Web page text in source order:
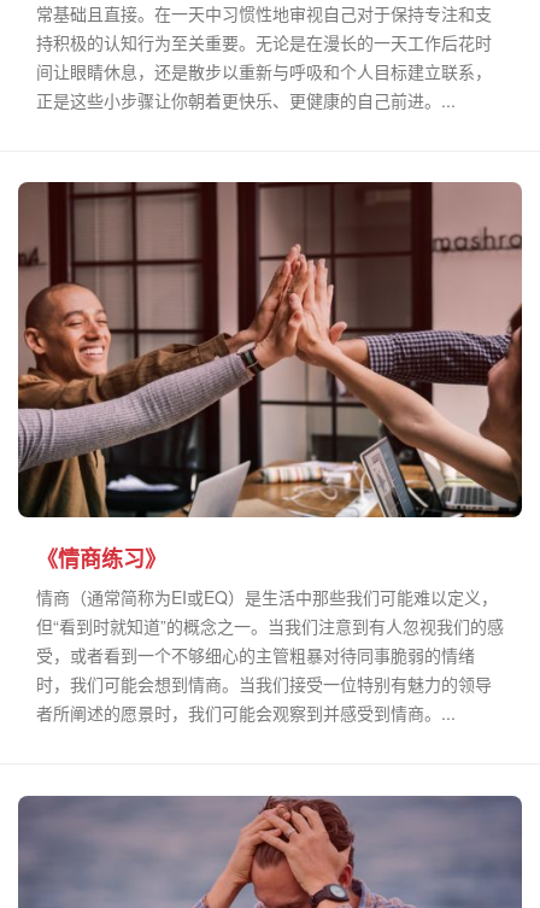
常基础且直接。在一天中习惯性地审视自己对于保持专注和支
持积极的认知行为至关重要。无论是在漫长的一天工作后花时
间让眼睛休息，还是散步以重新与呼吸和个人目标建立联系，
正是这些小步骤让你朝着更快乐、更健康的自己前进。...
《情商练习》
情商（通常简称为EI或EQ）是生活中那些我们可能难以定义，
但“看到时就知道”的概念之一。当我们注意到有人忽视我们的感
受，或者看到一个不够细心的主管粗暴对待同事脆弱的情绪
时，我们可能会想到情商。当我们接受一位特别有魅力的领导
者所阐述的愿景时，我们可能会观察到并感受到情商。...